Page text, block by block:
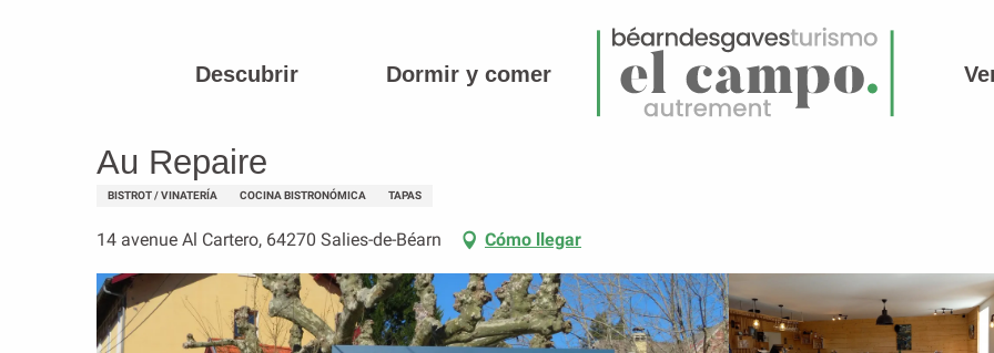
Descubrir Dormir y comer
Au Repaire
Au Repaire
BISTROT / VINATERÍA COCINA BISTRONÓMICA TAPAS
14 avenue Al Cartero, 64270 Salies-de-Béarn Cómo llegar